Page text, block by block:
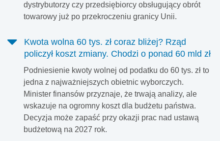
dystrybutorzy czy przedsiębiorcy obsługujący obrót
towarowy już po przekroczeniu granicy Unii.
Kwota wolna 60 tys. zł coraz bliżej? Rząd
policzył koszt zmiany. Chodzi o ponad 60 mld zł
Podniesienie kwoty wolnej od podatku do 60 tys. zł to
jedna z najważniejszych obietnic wyborczych.
Minister finansów przyznaje, że trwają analizy, ale
wskazuje na ogromny koszt dla budżetu państwa.
Decyzja może zapaść przy okazji prac nad ustawą
budżetową na 2027 rok.